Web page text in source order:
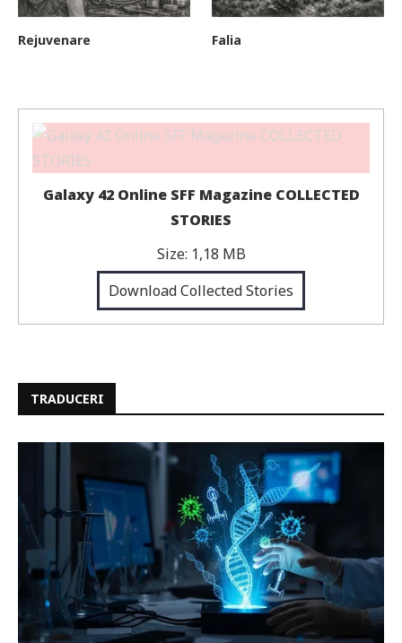
Rejuvenare Falia
Galaxy 42 Online SFF Magazine COLLECTED
STORIES
Size: 1,18 MB
Download Collected Stories
TRADUCERI